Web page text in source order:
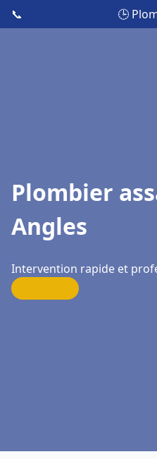
📞 🕒
Plombier
Angles
Intervention rapide et